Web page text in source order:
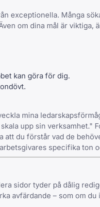
exceptionella. Många
om dina mål är viktiga,
kan göra för dig.
mina
upp sin verksamhet."
att du förstår vad de
specifika ton
sidor tyder på dålig
avfärdande – som om du